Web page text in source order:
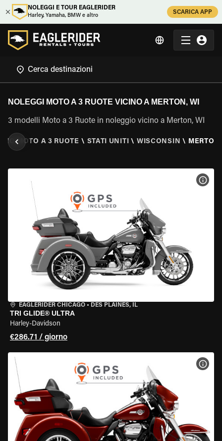
NOLEGGI E TOUR EAGLERIDER
Harley, Yamaha, BMW e altro
SCARICA APP
NOLEGGI MOTO A 3 RUOTE VICINO A MERTON, WI
3 modelli Moto a 3 Ruote in noleggio vicino a Merton, WI
MOTO A 3 RUOTE \ STATI UNITI \ WISCONSIN \
EAGLERIDER CHICAGO • DES PLAINES, IL
TRI GLIDE® ULTRA
Harley-Davidson
€286.71 / giorno